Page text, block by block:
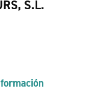
S.L.